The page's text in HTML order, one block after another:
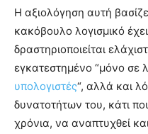
Η αξιολόγηση αυτή
κακόβουλο λογισμικό
δραστηριοποιείται
εγκατεστημένο “μόνο σε
υπολογιστές“, αλλά και
δυνατοτήτων του, κάτι
χρόνια, να αναπτυχθεί